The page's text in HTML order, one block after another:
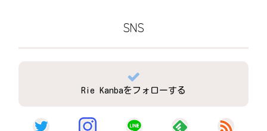
SNS
Rie Kanbaをフォローする